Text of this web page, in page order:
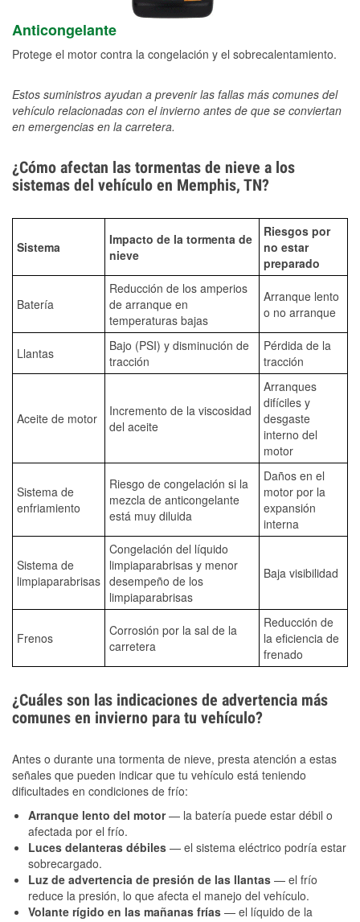
Anticongelante
Protege el motor contra la congelación y el sobrecalentamiento.
Estos suministros ayudan a prevenir las fallas más comunes del
vehículo relacionadas con el invierno antes de que se conviertan
en emergencias en la carretera.
¿Cómo afectan las tormentas de nieve a los
sistemas del vehículo en Memphis, TN?
Sistema
Impacto de la tormenta de
nieve
Riesgos por
no estar
preparado
Batería
Reducción de los amperios
de arranque en
temperaturas bajas
Arranque lento
o no arranque
Llantas
Bajo (PSI) y disminución de
tracción
Pérdida de la
tracción
Aceite de motor
Incremento de la viscosidad
del aceite
Arranques
difíciles y
desgaste
interno del
motor
Sistema de
enfriamiento
Riesgo de congelación si la
mezcla de anticongelante
está muy diluida
Daños en el
motor por la
expansión
interna
Sistema de
limpiaparabrisas
Congelación del líquido
limpiaparabrisas y menor
desempeño de los
limpiaparabrisas
Baja visibilidad
Frenos
Corrosión por la sal de la
carretera
Reducción de
la eficiencia de
frenado
¿Cuáles son las indicaciones de advertencia más
comunes en invierno para tu vehículo?
Antes o durante una tormenta de nieve, presta atención a estas
señales que pueden indicar que tu vehículo está teniendo
dificultades en condiciones de frío:
Arranque lento del motor— la batería puede estar débil o
afectada por el frío.
Luces delanteras débiles — el sistema eléctrico podría estar
sobrecargado.
Luz de advertencia de presión de las llantas — el frío
reduce la presión, lo que afecta el manejo del vehículo.
Volante rígido en las mañanas frías — el líquido de la